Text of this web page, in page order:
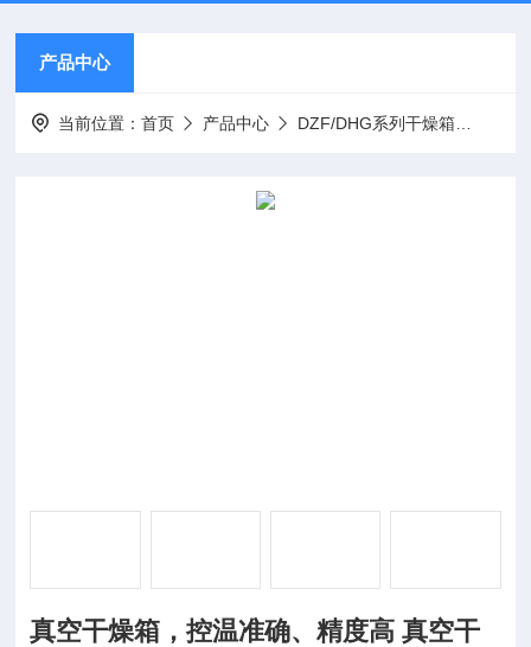
产品中心
当前位置：首页 产品中心 DZF/DHG系列干燥箱
真空干燥箱，控温准确、精度高 真空干